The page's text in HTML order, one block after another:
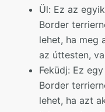
Ül: Ez az
Border
lehet, ha meg
az úttesten,
Feküdj: Ez
Border
lehet, ha azt